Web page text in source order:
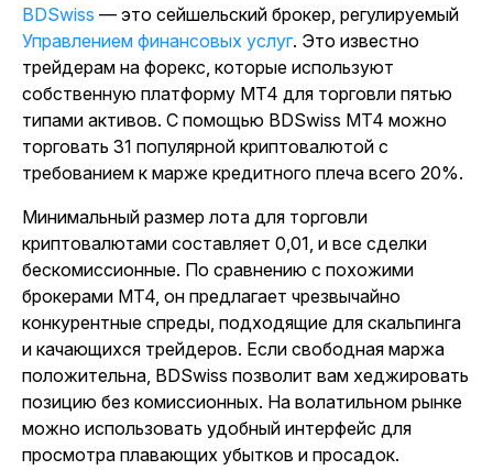
BDSwiss — это сейшельский брокер, регулируемый
Управлением финансовых услуг. Это известно
трейдерам на форекс, которые используют
собственную платформу MT4 для торговли пятью
типами активов. С помощью BDSwiss MT4 можно
торговать 31 популярной криптовалютой с
требованием к марже кредитного плеча всего 20%.
Минимальный размер лота для торговли
криптовалютами составляет 0,01, и все сделки
бескомиссионные. По сравнению с похожими
брокерами MT4, он предлагает чрезвычайно
конкурентные спреды, подходящие для скальпинга
и качающихся трейдеров. Если свободная маржа
положительна, BDSwiss позволит вам хеджировать
позицию без комиссионных. На волатильном рынке
можно использовать удобный интерфейс для
просмотра плавающих убытков и просадок.